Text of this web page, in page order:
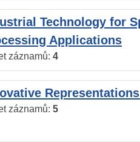
Technology for
Applications
záznamů: 4
záznamů: 5